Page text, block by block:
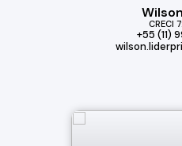
CRECI
+55 (11)